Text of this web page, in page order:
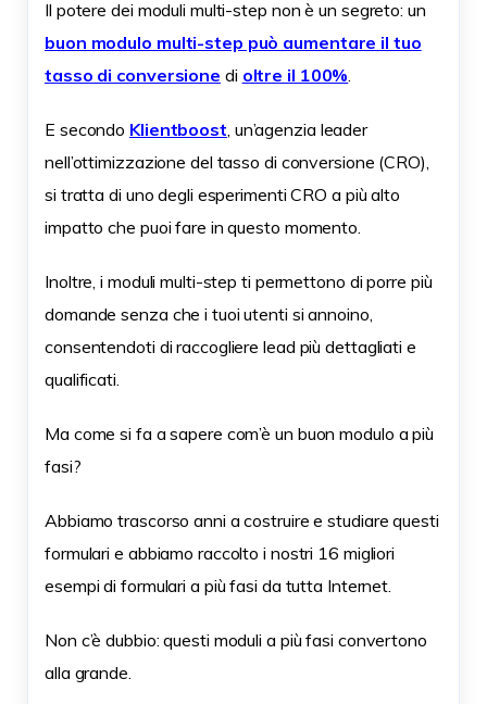
Il potere dei moduli multi-step non è un segreto: un
buon modulo multi-step può aumentare il tuo
tasso di conversione di oltre il 100%.
E secondo Klientboost, un’agenzia leader
nell’ottimizzazione del tasso di conversione (CRO),
si tratta di uno degli esperimenti CRO a più alto
impatto che puoi fare in questo momento.
Inoltre, i moduli multi-step ti permettono di porre più
domande senza che i tuoi utenti si annoino,
consentendoti di raccogliere lead più dettagliati e
qualificati.
Ma come si fa a sapere com’è un buon modulo a più
fasi?
Abbiamo trascorso anni a costruire e studiare questi
formulari e abbiamo raccolto i nostri 16 migliori
esempi di formulari a più fasi da tutta Internet.
Non c’è dubbio: questi moduli a più fasi convertono
alla grande.